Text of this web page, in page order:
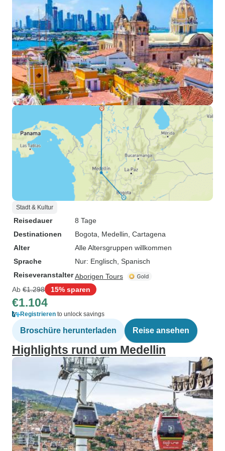
Stadt & Kultur
Reisedauer
8 Tage
Destinationen
Bogota , Medellin , Cartagena
Alter
Alle Altersgruppen willkommen
Sprache
Nur: Englisch, Spanisch
ReiseveranstalterAborigen Tours
Ab €1.298 15% sparen
€1.104
Registrieren to unlock savings
Broschüre herunterladen Reise ansehen
Highlights rund um Medellin